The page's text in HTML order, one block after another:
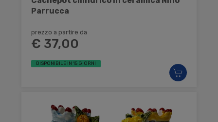
Parrucca
prezzo a partire da
€ 37,00
DISPONIBILE IN 15 GIORNI